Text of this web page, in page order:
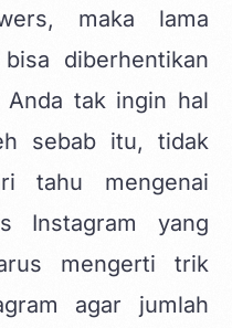
maka lama
diberhentikan
Anda tak ingin hal
sebab itu, tidak
tahu mengenai
Instagram yang
mengerti trik
agar jumlah